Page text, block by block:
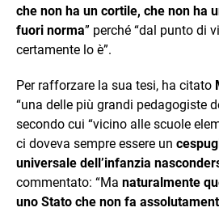
che non ha un cortile, che non ha
fuori norma” perché “dal punto di
certamente lo è”.
Per rafforzare la sua tesi, ha citato
“una delle più grandi pedagogiste
secondo cui “vicino alle scuole
ci doveva sempre essere un
universale dell’infanzia
commentato: “Ma naturalmente
uno Stato che non fa